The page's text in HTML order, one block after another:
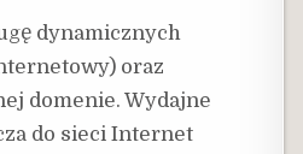
dynamicznych
oraz
domenie. Wydajne
do sieci Internet